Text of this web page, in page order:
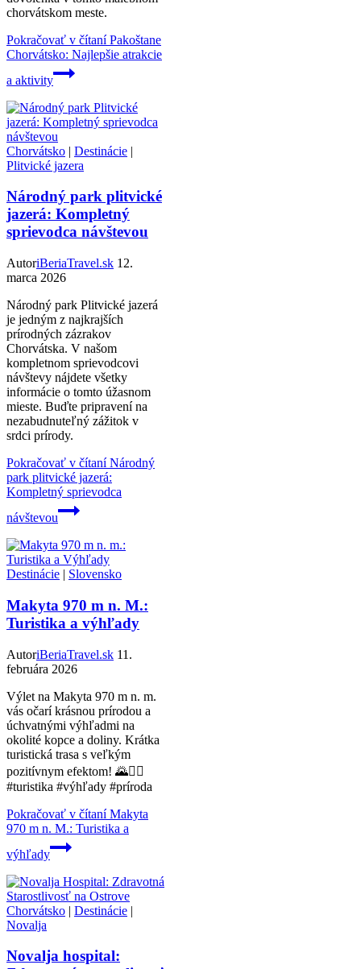
chorvátskom meste.
Pokračovať v čítaníPakoštane
Chorvátsko: Najlepšie atrakcie
a aktivity
Chorvátsko | Destinácie |
Plitvické jazera
Národný park plitvické
jazerá: Kompletný
sprievodca návštevou
AutoriBeriaTravel.sk 12.
marca 2026
Národný park Plitvické jazerá
je jedným z najkrajších
prírodných zázrakov
Chorvátska. V našom
kompletnom sprievodcovi
návštevy nájdete všetky
informácie o tomto úžasnom
mieste. Buďte pripravení na
nezabudnuteľný zážitok v
srdci prírody.
Pokračovať v čítaníNárodný
park plitvické jazerá:
Kompletný sprievodca
návštevou
Destinácie | Slovensko
Makyta 970 m n. M.:
Turistika a výhľady
AutoriBeriaTravel.sk 11.
februára 2026
Výlet na Makyta 970 m n. m.
vás očarí krásnou prírodou a
úchvatnými výhľadmi na
okolité kopce a doliny. Krátka
turistická trasa s veľkým
pozitívnym efektom! 🌄🚶‍♂️
#turistika #výhľady #príroda
Pokračovať v čítaníMakyta
970 m n. M.: Turistika a
výhľady
Chorvátsko | Destinácie |
Novalja
Novalja hospital: